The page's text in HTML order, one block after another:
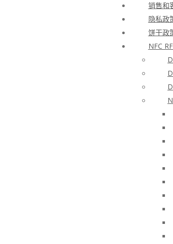
销售和
隐私政
饼干政
NFC